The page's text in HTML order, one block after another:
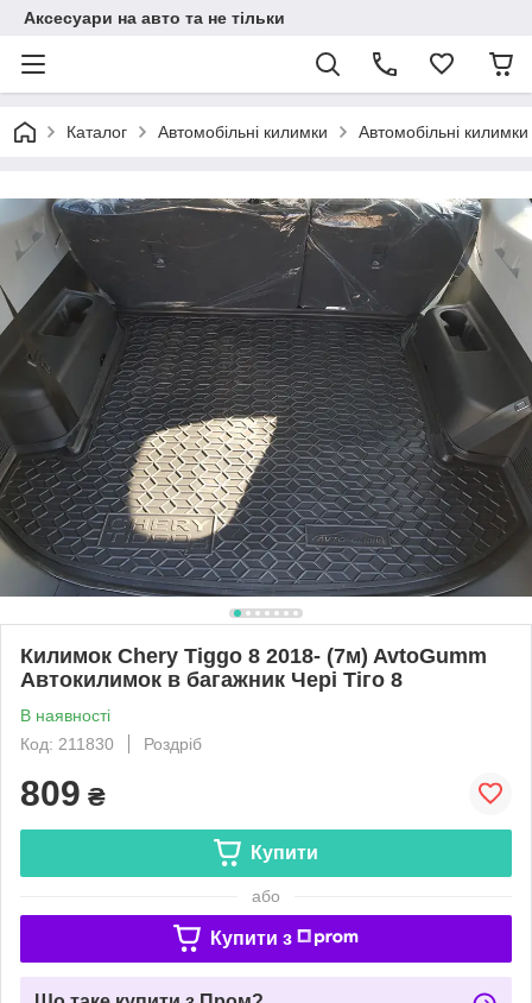
Аксесуари на авто та не тільки
Каталог Автомобільні килимки Автомобільні
Килимок Chery Tiggo 8 2018- (7м) AvtoGumm
Автокилимок в багажник Чері Тіго 8
В наявності
Код: 211830
Роздріб
809 ₴
Купити
або
Купити з